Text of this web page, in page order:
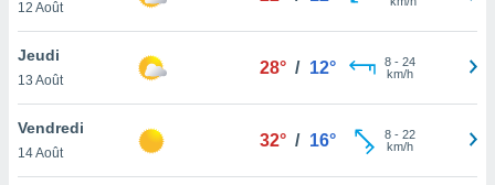
ainsi
un
la
du
12 Août
Jeudi
13 Août
28° / 12° 8- 24
km/h
Vendredi
14 Août
32° / 16° 8- 22
km/h